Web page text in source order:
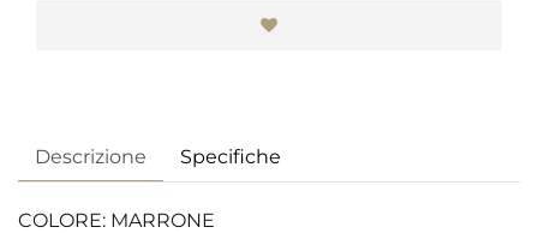
Descrizione Specifiche
COLORE: MARRONE